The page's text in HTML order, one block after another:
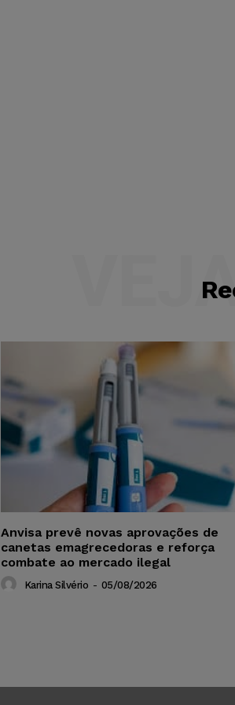
Anvisa prevê novas aprovações de
canetas emagrecedoras e reforça
combate ao mercado ilegal
Karina Silvério - 05/08/2026